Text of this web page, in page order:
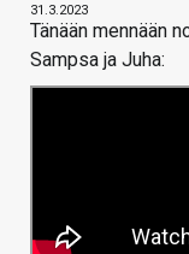
31.3.2023
Tänään mennään
Sampsa ja Juha: